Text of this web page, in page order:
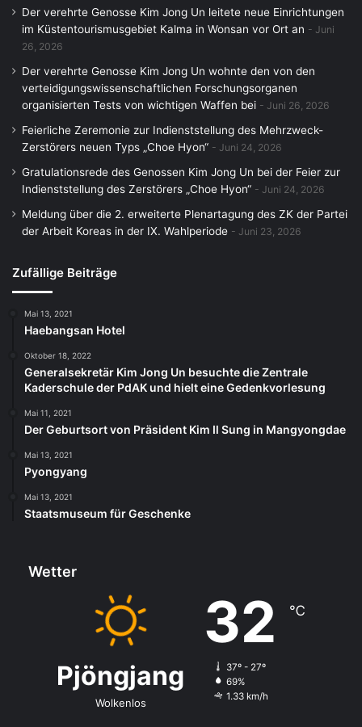
Der verehrte Genosse Kim Jong Un leitete neue Einrichtungen
im Küstentourismusgebiet Kalma in Wonsan vor Ort an
Juni
26, 2026
Der verehrte Genosse Kim Jong Un wohnte den von den
verteidigungswissenschaftlichen Forschungsorganen
organisierten Tests von wichtigen Waffen bei
Juni 26, 2026
Feierliche Zeremonie zur Indienststellung des Mehrzweck-
Zerstörers neuen Typs „Choe Hyon“
Juni 24, 2026
Gratulationsrede des Genossen Kim Jong Un bei der Feier zur
Indienststellung des Zerstörers „Choe Hyon“
Juni 24, 2026
Meldung über die 2. erweiterte Plenartagung des ZK der Partei
der Arbeit Koreas in der IX. Wahlperiode
Juni 23, 2026
Zufällige Beiträge
Mai 13, 2021
Haebangsan Hotel
Oktober 18, 2022
Generalsekretär Kim Jong Un besuchte die Zentrale
Kaderschule der PdAK und hielt eine Gedenkvorlesung
Mai 11, 2021
Der Geburtsort von Präsident Kim Il Sung in Mangyongdae
Mai 13, 2021
Pyongyang
Mai 13, 2021
Staatsmuseum für Geschenke
Wetter
Pjöngjang
Wolkenlos
32 ℃
37º - 27º
69%
1.33 km/h